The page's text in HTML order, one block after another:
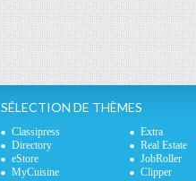
SÉLECTION DE THÈMES
Classipress
Extra
Directory
Real Estate
eStore
JobRoller
MyCuisine
Clipper